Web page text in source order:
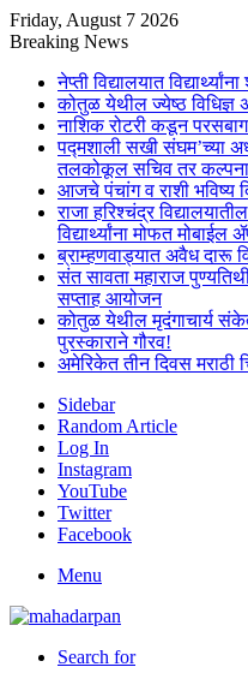
Friday, August 7 2026
Breaking News
नेप्ती विद्यालयात
कोतुळ येथील ज्येष्ठ
नाशिक रोटरी कडून
पद्मशाली सखी संघम’च्या
तलकोकूल सचिव तर कल्पना
आजचे पंचांग व राशी भविष्य
राजा हरिश्चंद्र विद्यालयातील
विद्यार्थ्यांना मोफत मोबाईल
ब्राम्हणवाड्यात अवैध दारू
संत सावता महाराज
सप्ताह आयोजन
कोतुळ येथील मृदंगाचार्य
पुरस्काराने गौरव!
अमेरिकेत तीन दिवस मराठी
Sidebar
Random Article
Log In
Instagram
YouTube
Twitter
Facebook
Menu
Search for